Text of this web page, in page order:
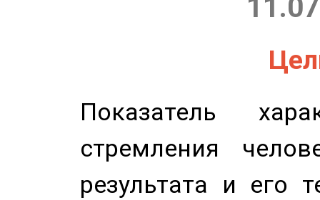
Показатель
стремления
результата и его